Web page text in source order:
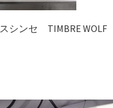
シンセ TIMBRE WOLF